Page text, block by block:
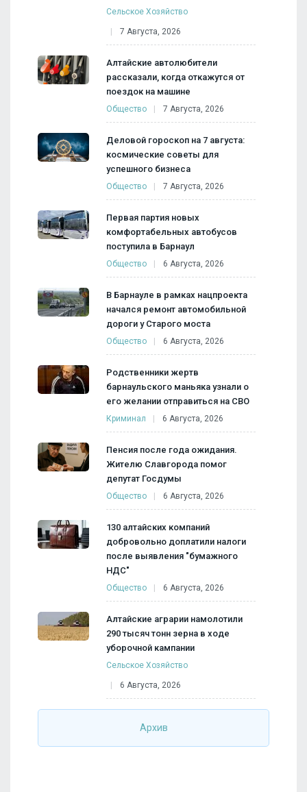
Сельское Хозяйство
7 Августа, 2026
Алтайские автолюбители
рассказали, когда откажутся от
поездок на машине
Общество 7 Августа, 2026
Деловой гороскоп на 7 августа:
космические советы для
успешного бизнеса
Общество 7 Августа, 2026
Первая партия новых
комфортабельных автобусов
поступила в Барнаул
Общество 6 Августа, 2026
В Барнауле в рамках нацпроекта
начался ремонт автомобильной
дороги у Старого моста
Общество 6 Августа, 2026
Родственники жертв
барнаульского маньяка узнали о
его желании отправиться на СВО
Криминал 6 Августа, 2026
Пенсия после года ожидания.
Жителю Славгорода помог
депутат Госдумы
Общество 6 Августа, 2026
130 алтайских компаний
добровольно доплатили налоги
после выявления "бумажного
НДС"
Общество 6 Августа, 2026
Алтайские аграрии намолотили
290 тысяч тонн зерна в ходе
уборочной кампании
Сельское Хозяйство
6 Августа, 2026
Архив